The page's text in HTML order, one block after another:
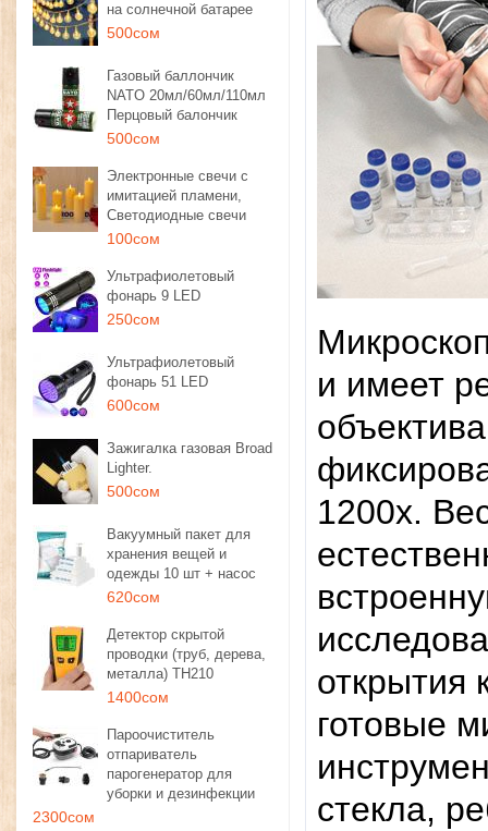
на солнечной батарее
500сом
Газовый баллончик
NATO 20мл/60мл/110мл
Перцовый балончик
500сом
Электронные свечи с
имитацией пламени,
Светодиодные свечи
100сом
Ультрафиолетовый
фонарь 9 LED
250сом
Ультрафиолетовый
фонарь 51 LED
600сом
Зажигалка газовая Broad
Lighter.
500сом
Вакуумный пакет для
хранения вещей и
одежды 10 шт + насос
620сом
Детектор скрытой
проводки (труб, дерева,
металла) TH210
1400сом
Пароочиститель
отпариватель
парогенератор для
уборки и дезинфекции
2300сом
и имеет
1200х.
открытия
готовые
стекла,